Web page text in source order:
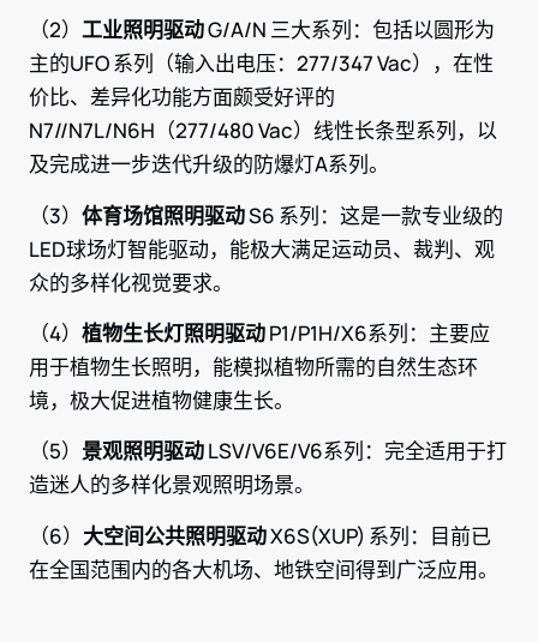
（2）工业照明驱动G/A/N 三大系列：包括以圆形为
主的UFO 系列（输入出电压：277/347 Vac），在性
价比、差异化功能方面颇受好评的
N7//N7L/N6H（277/480 Vac）线性长条型系列，以
及完成进一步迭代升级的防爆灯A系列。
（3）体育场馆照明驱动S6 系列：这是一款专业级的
LED球场灯智能驱动，能极大满足运动员、裁判、观
众的多样化视觉要求。
（4）植物生长灯照明驱动P1/P1H/X6系列：主要应
用于植物生长照明，能模拟植物所需的自然生态环
境，极大促进植物健康生长。
（5） 景观照明驱动LSV/V6E/V6系列：完全适用于打
造迷人的多样化景观照明场景。
（6） 大空间公共照明驱动X6S(XUP) 系列：目前已
在全国范围内的各大机场、地铁空间得到广泛应用。